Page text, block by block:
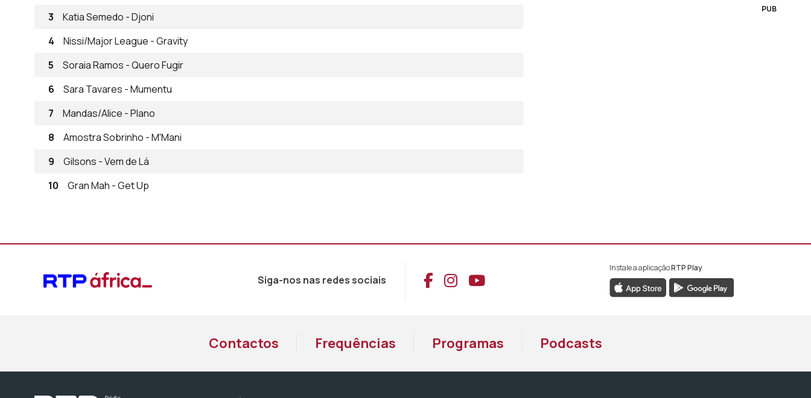
3
Katia Semedo - Djoni
4
Nissi/Major League - Gravity
5
Soraia Ramos - Quero Fugir
6
Sara Tavares - Mumentu
7
Mandas/Alice - Plano
8
Amostra Sobrinho - M'Mani
9
Gilsons - Vem de Lá
10
Gran Mah - Get Up
PUB
Siga-nos nas redes sociais Aceder ao Facebook da RTP África
Aceder ao Instagram da RTP África
Aceder ao YouTube da RTP África
Instale a aplicaçãoRTP Play
Contactos Frequências Programas Podcasts